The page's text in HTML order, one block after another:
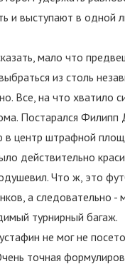
и выступают в одной
мало что
из столь
Все, на что хватило
Постарался
в центр штрафной
действительно
Что ж, это
а следовательно -
турнирный багаж.
не мог не
точная